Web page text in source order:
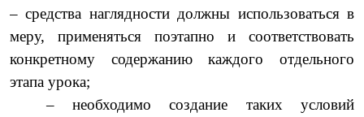
– средства наглядности должны использоваться в
меру, применяться поэтапно и соответствовать
конкретному содержанию каждого отдельного
этапа урока;
– необходимо создание таких условий